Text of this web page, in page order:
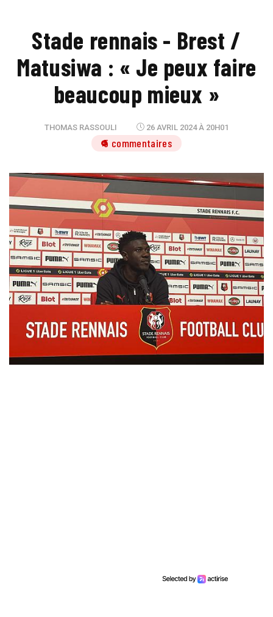
Stade rennais - Brest /
Matusiwa : « Je peux faire
beaucoup mieux »
THOMAS RASSOULI 26 AVRIL 2024 À 20H01
5 commentaires